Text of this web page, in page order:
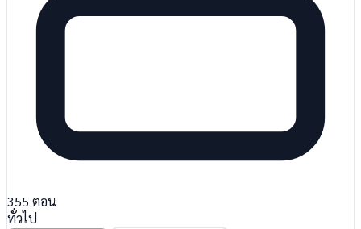
355 ตอน
ทั่วไป